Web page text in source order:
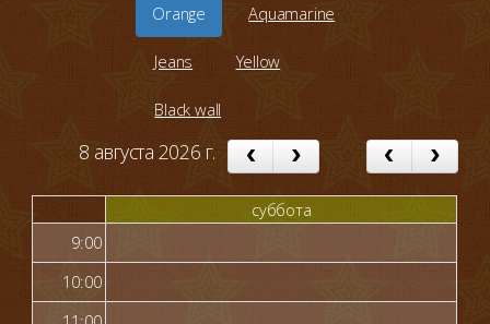
Orange Aquamarine
Jeans Yellow
Black wall
8 августа 2026 г.
суббота
9:00
10:00